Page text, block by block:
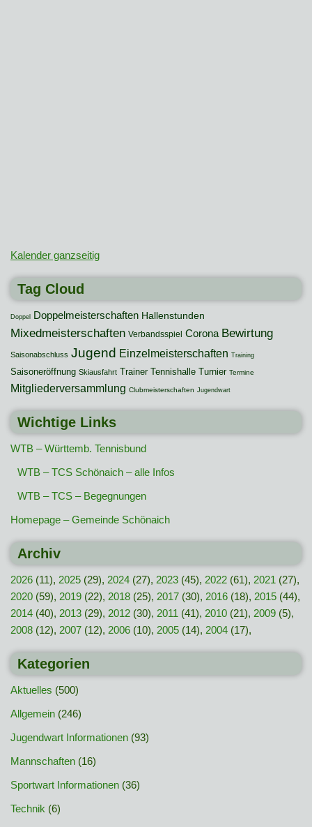
Kalender ganzseitig
Tag Cloud
Doppel Doppelmeisterschaften Hallenstunden
Mixedmeisterschaften Verbandsspiel Corona Bewirtung
Saisonabschluss Jugend Einzelmeisterschaften Training
Saisoneröffnung Skiausfahrt Trainer Tennishalle Turnier Termine
Mitgliederversammlung Clubmeisterschaften Jugendwart
Wichtige Links
WTB – Württemb. Tennisbund
WTB – TCS Schönaich – alle Infos
WTB – TCS – Begegnungen
Homepage – Gemeinde Schönaich
Archiv
2026 (11), 2025 (29), 2024 (27), 2023 (45), 2022 (61), 2021 (27),
2020 (59), 2019 (22), 2018 (25), 2017 (30), 2016 (18), 2015 (44),
2014 (40), 2013 (29), 2012 (30), 2011 (41), 2010 (21), 2009 (5),
2008 (12), 2007 (12), 2006 (10), 2005 (14), 2004 (17),
Kategorien
Aktuelles (500)
Allgemein (246)
Jugendwart Informationen (93)
Mannschaften (16)
Sportwart Informationen (36)
Technik (6)